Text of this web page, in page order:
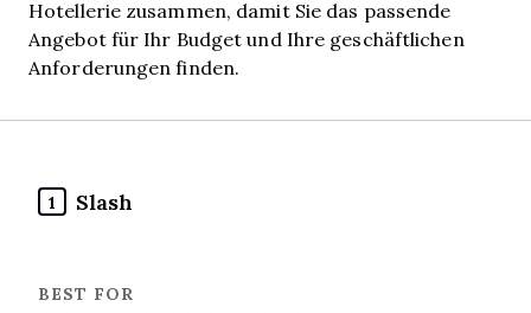
Hotellerie zusammen, damit Sie das passende
Angebot für Ihr Budget und Ihre geschäftlichen
Anforderungen finden.
1 Slash